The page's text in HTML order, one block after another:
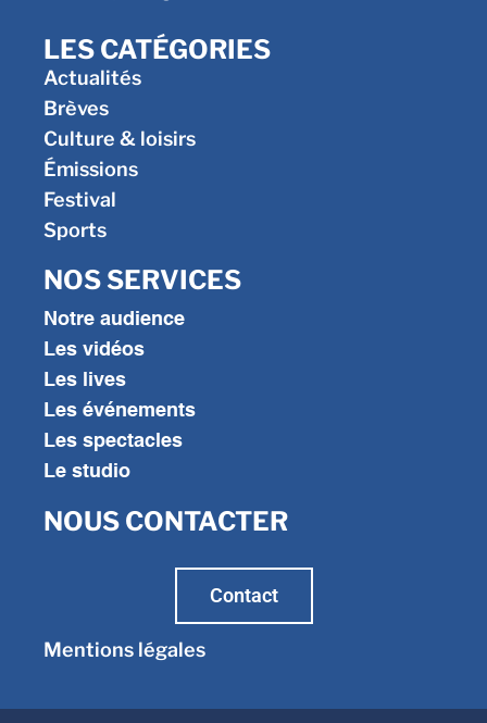
LES CATÉGORIES
Actualités
Brèves
Culture & loisirs
Émissions
Festival
Sports
NOS SERVICES
Notre audience
Les vidéos
Les lives
Les événements
Les spectacles
Le studio
NOUS CONTACTER
Contact
Mentions légales